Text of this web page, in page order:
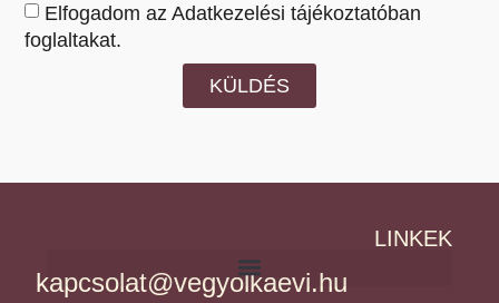
Elfogadom az Adatkezelési tájékoztatóban
foglaltakat.
KÜLDÉS
kapcsolat@vegyolkaevi.hu
LINKEK